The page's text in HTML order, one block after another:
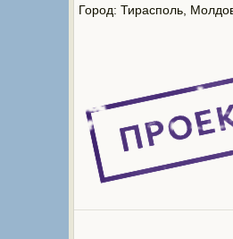
Город: Тирасполь,